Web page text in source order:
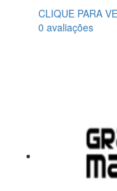
CLIQUE PARA
0 avaliações